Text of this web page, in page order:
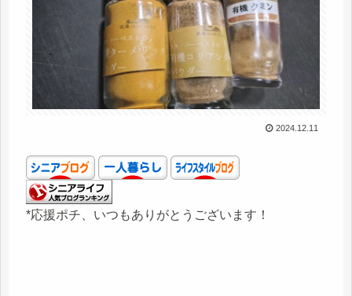
2024.12.11
*応援ポチ、いつもありがとうございます！